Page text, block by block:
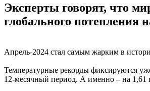
Эксперты говорят, что
глобального потепления
Апрель-2024 стал самым жарким в
Температурные рекорды фиксируются
12-месячный период. А именно – на 1,61